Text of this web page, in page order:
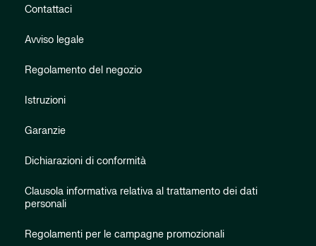
Contattaci
Avviso legale
Regolamento del negozio
Istruzioni
Garanzie
Dichiarazioni di conformità
Clausola informativa relativa al trattamento dei dati
personali
Regolamenti per le campagne promozionali